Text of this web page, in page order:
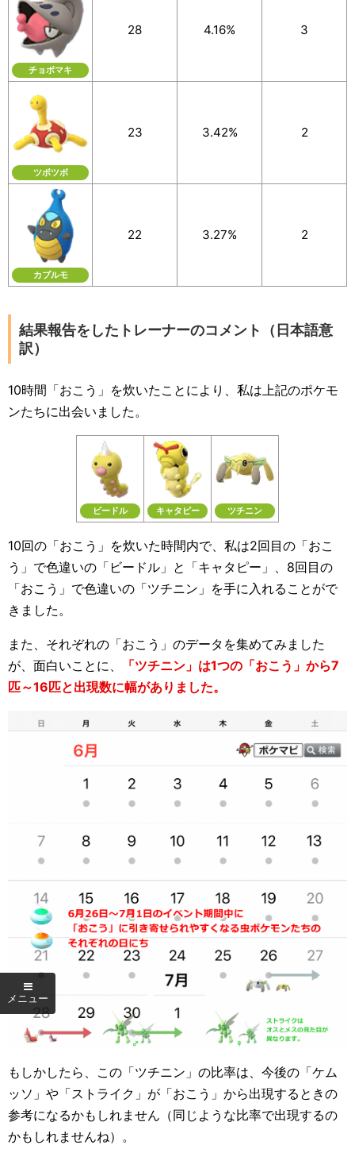
チョボマキ
28 4.16% 3
ツボツボ
23 3.42% 2
カブルモ
22 3.27% 2
結果報告をしたトレーナーのコメント（日本語意
訳）
10時間「おこう」を炊いたことにより、私は上記のポケモ
ンたちに出会いました。
ビードル キャタピー ツチニン
10回の「おこう」を炊いた時間内で、私は2回目の「おこ
う」で色違いの「ビードル」と「キャタピー」、8回目の
「おこう」で色違いの「ツチニン」を手に入れることがで
きました。
また、それぞれの「おこう」のデータを集めてみました
が、面白いことに、
「ツチニン」は1つの「おこう」から7
匹～16匹と出現数に幅がありました。
もしかしたら、この「ツチニン」の比率は、今後の「ケム
ッソ」や「ストライク」が「おこう」から出現するときの
参考になるかもしれません（同じような比率で出現するの
かもしれませんね）。